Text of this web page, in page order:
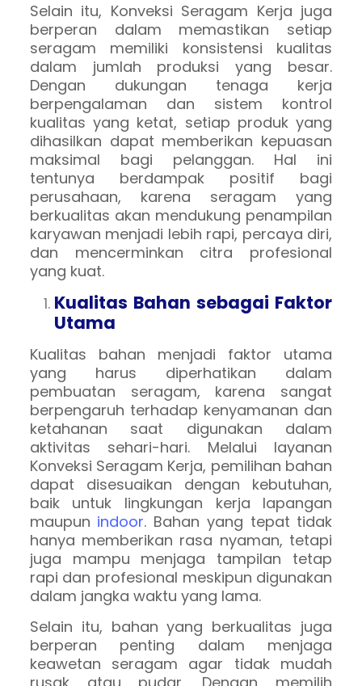
Selain itu, Konveksi Seragam Kerja juga
berperan dalam memastikan setiap
seragam memiliki konsistensi kualitas
dalam jumlah produksi yang besar.
Dengan dukungan tenaga kerja
berpengalaman dan sistem kontrol
kualitas yang ketat, setiap produk yang
dihasilkan dapat memberikan kepuasan
maksimal bagi pelanggan. Hal ini
tentunya berdampak positif bagi
perusahaan, karena seragam yang
berkualitas akan mendukung penampilan
karyawan menjadi lebih rapi, percaya diri,
dan mencerminkan citra profesional
yang kuat.
Kualitas Bahan sebagai Faktor
Utama
Kualitas bahan menjadi faktor utama
yang harus diperhatikan dalam
pembuatan seragam, karena sangat
berpengaruh terhadap kenyamanan dan
ketahanan saat digunakan dalam
aktivitas sehari-hari. Melalui layanan
Konveksi Seragam Kerja, pemilihan bahan
dapat disesuaikan dengan kebutuhan,
baik untuk lingkungan kerja lapangan
maupun indoor. Bahan yang tepat tidak
hanya memberikan rasa nyaman, tetapi
juga mampu menjaga tampilan tetap
rapi dan profesional meskipun digunakan
dalam jangka waktu yang lama.
Selain itu, bahan yang berkualitas juga
berperan penting dalam menjaga
keawetan seragam agar tidak mudah